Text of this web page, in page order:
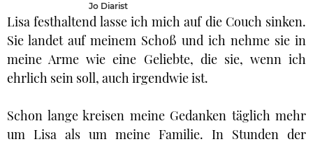
Jo Diarist
Lisa festhaltend lasse ich mich auf die Couch sinken.
Sie landet auf meinem Schoß und ich nehme sie in
meine Arme wie eine Geliebte, die sie, wenn ich
ehrlich sein soll, auch irgendwie ist.
Schon lange kreisen meine Gedanken täglich mehr
um Lisa als um meine Familie. In Stunden der